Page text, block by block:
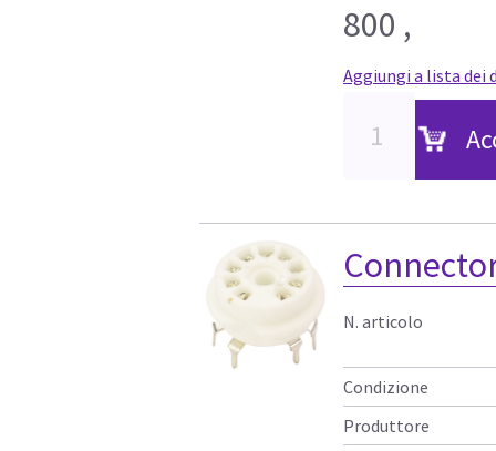
800 ,
Aggiungi a lista dei
N. articolo
Condizione
Produttore